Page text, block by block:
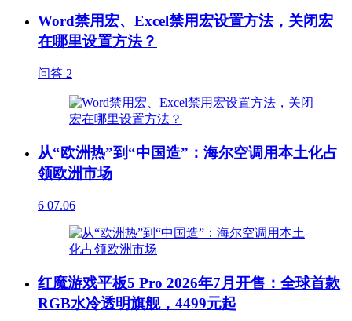
Word禁用宏、Excel禁用宏设置方法，关闭宏
在哪里设置方法？
问答 2
从“欧洲热”到“中国造”：海尔空调用本土化占
领欧洲市场
6 07.06
红魔游戏平板5 Pro 2026年7月开售：全球首款
RGB水冷透明旗舰，4499元起